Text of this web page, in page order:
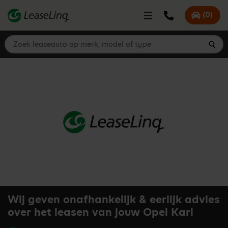
Bel LeaseLinq
Mijn
(0)
Zoek leaseauto op merk, model of type
Wij geven onafhankelijk & eerlijk advies
over het leasen van jouw Opel Karl